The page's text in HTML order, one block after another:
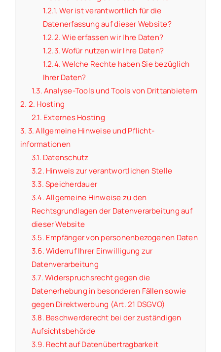
1.2.1.Wer ist verantwortlich für die
Datenerfassung auf dieser Website?
1.2.2.Wie erfassen wir Ihre Daten?
1.2.3.Wofür nutzen wir Ihre Daten?
1.2.4.Welche Rechte haben Sie bezüglich
Ihrer Daten?
1.3.Analyse-Tools und Tools von Dritt­anbietern
2. 2. Hosting
2.1. Externes Hosting
3. 3. Allgemeine Hinweise und Pflicht­
informationen
3.1. Datenschutz
3.2. Hinweis zur verantwortlichen Stelle
3.3.Speicherdauer
3.4.Allgemeine Hinweise zu den
Rechtsgrundlagen der Datenverarbeitung auf
dieser Website
3.5. Empfänger von personenbezogenen Daten
3.6.Widerruf Ihrer Einwilligung zur
Datenverarbeitung
3.7.Widerspruchsrecht gegen die
Datenerhebung in besonderen Fällen sowie
gegen Direktwerbung (Art. 21 DSGVO)
3.8. Beschwerde­recht bei der zuständigen
Aufsichts­behörde
3.9. Recht auf Daten­übertrag­barkeit